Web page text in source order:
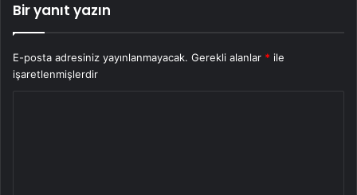
Bir yanıt yazın
E-posta adresiniz yayınlanmayacak. Gerekli alanlar * ile
işaretlenmişlerdir